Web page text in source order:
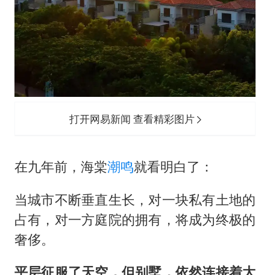
打开网易新闻 查看精彩图片
在九年前，海棠潮鸣就看明白了：
当城市不断垂直生长，对一块私有土地的
占有，对一方庭院的拥有，将成为终极的
奢侈。